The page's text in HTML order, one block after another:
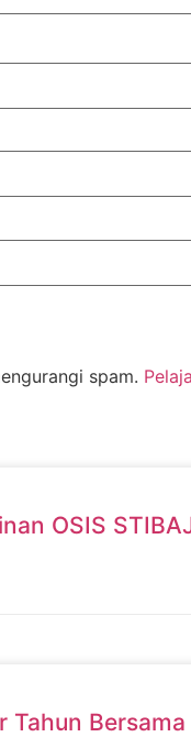
spam.
OSIS